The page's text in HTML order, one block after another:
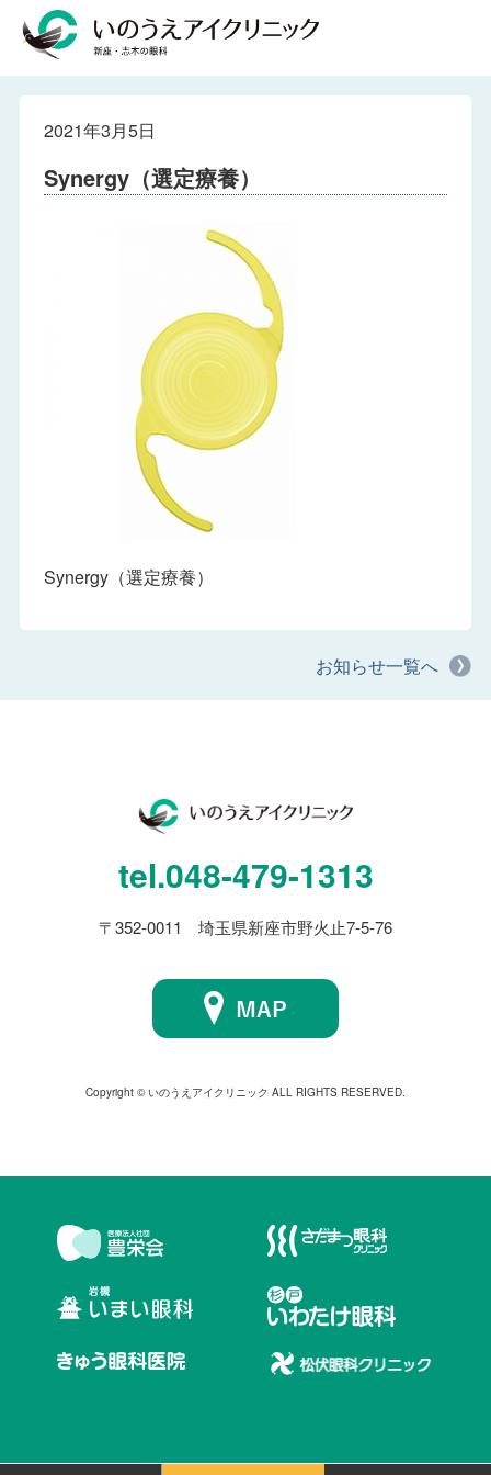
2021年3月5日
Synergy（選定療養）
Synergy（選定療養）
お知らせ一覧へ
tel.048-479-1313
〒352-0011 埼玉県新座市野火止7-5-76
Copyright © いのうえアイクリニック ALL RIGHTS RESERVED.